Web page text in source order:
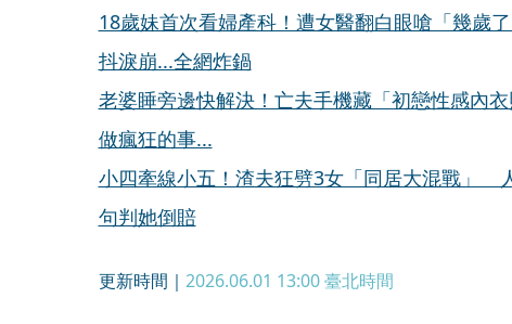
18歲妹首次看婦產科！遭女醫翻白眼嗆「幾歲
抖淚崩...全網炸鍋
老婆睡旁邊快解決！亡夫手機藏「初戀性感內
做瘋狂的事...
小四牽線小五！渣夫狂劈3女「同居大混戰」
句判她倒賠
更新時間｜ 2026.06.01 13:00臺北時間